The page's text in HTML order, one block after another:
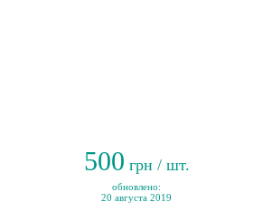
500 грн / шт.
обновлено:
20 августа 2019